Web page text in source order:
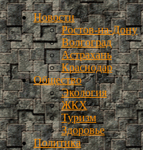
Новости
Ростов-на-Дону
Волгоград
Астрахань
Краснодар
Общество
Экология
ЖКХ
Туризм
Здоровье
Политика